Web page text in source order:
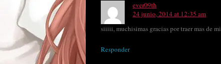
ever09th
24 junio, 2014 at 12:35 am
siiiii, muchisimas gracias por traer mas de
Responder